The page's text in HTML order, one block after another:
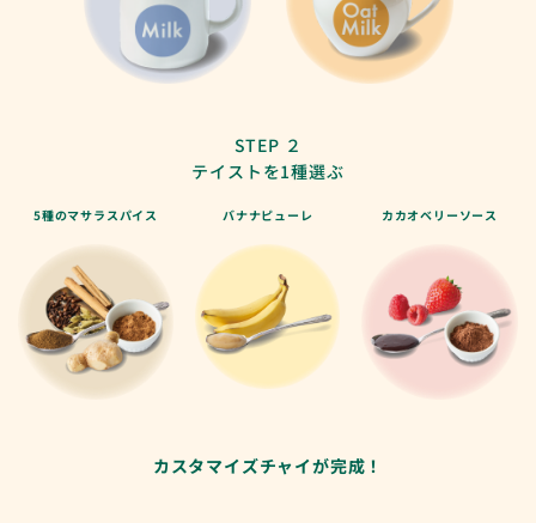
STEP ２
テイストを1種選ぶ
5種のマサラスパイス バナナピューレ カカオベリーソース
カスタマイズチャイが完成！